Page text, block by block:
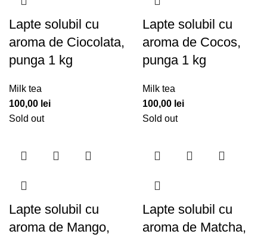
Lapte solubil cu
aroma de Ciocolata,
punga 1 kg
Milk tea
100,00 lei
Lapte solubil cu
aroma de Cocos,
punga 1 kg
Milk tea
100,00 lei
Sold out
Lapte solubil cu
aroma de Mango,
Sold out
Lapte solubil cu
aroma de Matcha,